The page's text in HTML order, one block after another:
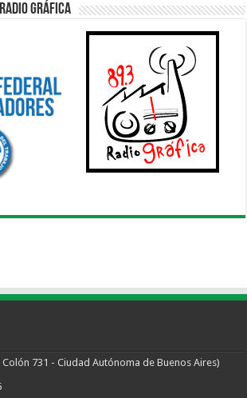
Gráfica
Colón 731 - Ciudad Autónoma de Buenos Aires)